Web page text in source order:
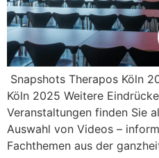
Snapshots Therapos Köln
Köln 2025 Weitere
Veranstaltungen finden Sie
Auswahl von Videos –
Fachthemen aus der